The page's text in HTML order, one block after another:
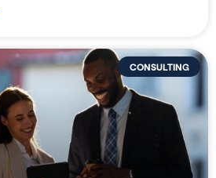
CONSULTING